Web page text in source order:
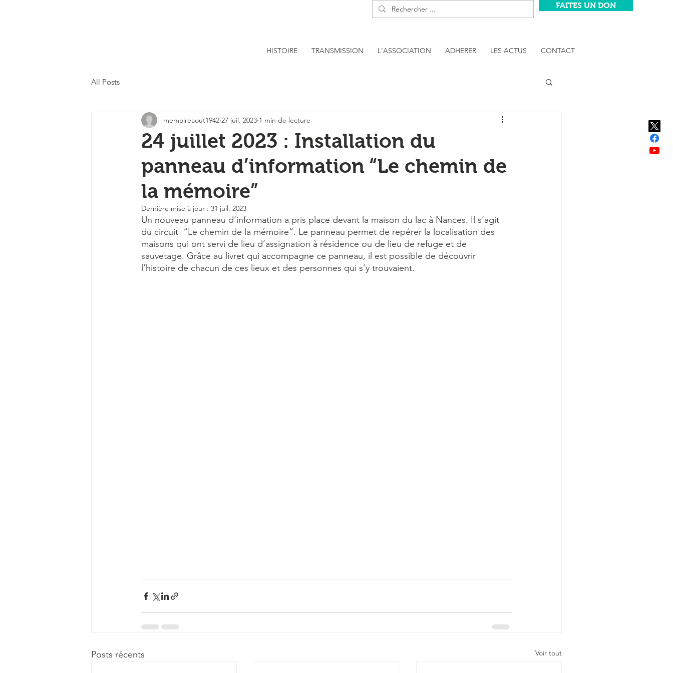
FAITES UN DON
HISTOIRE TRANSMISSION L'ASSOCIATION ADHERER LES ACTUS CONTACT
All Posts
24 juillet 2023 : Installation du
panneau d’information “Le chemin de
la mémoire”
memoireaout1942 27 juil. 2023 1 min de lecture
Dernière mise à jour : 31 juil. 2023
Un nouveau panneau d’information a pris place devant la maison du lac à Nances. Il s’agit
du circuit  “Le chemin de la mémoire”. Le panneau permet de repérer la localisation des
maisons qui ont servi de lieu d’assignation à résidence ou de lieu de refuge et de
sauvetage. Grâce au livret qui accompagne ce panneau, il est possible de découvrir
l’histoire de chacun de ces lieux et des personnes qui s’y trouvaient.
Posts récents Voir tout